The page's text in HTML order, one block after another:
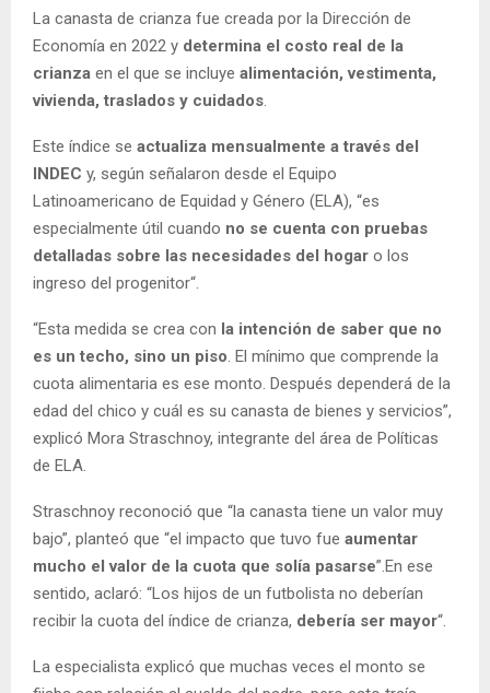
La canasta de crianza fue creada por la Dirección de
Economía en 2022 y determina el costo real de la
crianza en el que se incluye alimentación, vestimenta,
vivienda, traslados y cuidados.
Este índice se actualiza mensualmente a través del
INDEC y, según señalaron desde el Equipo
Latinoamericano de Equidad y Género (ELA), “es
especialmente útil cuando no se cuenta con pruebas
detalladas sobre las necesidades del hogar o los
ingreso del progenitor“.
“Esta medida se crea con la intención de saber que no
es un techo, sino un piso. El mínimo que comprende la
cuota alimentaria es ese monto. Después dependerá de la
edad del chico y cuál es su canasta de bienes y servicios”,
explicó Mora Straschnoy, integrante del área de Políticas
de ELA.
Straschnoy reconoció que “la canasta tiene un valor muy
bajo”, planteó que “el impacto que tuvo fue aumentar
mucho el valor de la cuota que solía pasarse”.En ese
sentido, aclaró: “Los hijos de un futbolista no deberían
recibir la cuota del índice de crianza, debería ser mayor“.
La especialista explicó que muchas veces el monto se